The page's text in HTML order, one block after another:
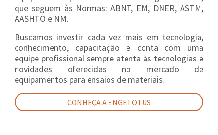
que seguem às Normas: ABNT, EM, DNER, ASTM,
AASHTO e NM.
Buscamos investir cada vez mais em tecnologia,
conhecimento, capacitação e conta com uma
equipe profissional sempre atenta às tecnologias e
novidades oferecidas no mercado de
equipamentos para ensaios de materiais.
CONHEÇA A ENGETOTUS